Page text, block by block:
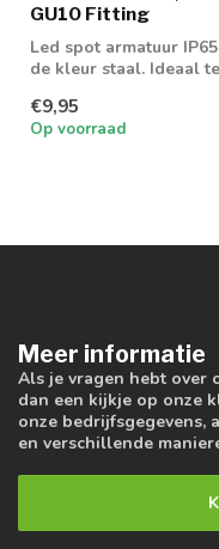
GU10 Fitting
Led spot armatuur
de kleur staal. Ideaal te
MR16 l...
€9,95
Op voorraad
Meer informatie
Als je vragen hebt over
dan een kijkje op onze
onze bedrijfsgegevens,
en verschillende